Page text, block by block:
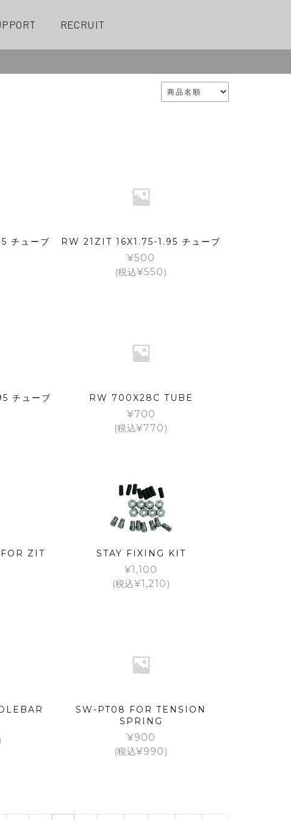
RECRUIT
チューブ RW 21ZIT 16X1.75-1.95 チューブ
¥500
(税込¥550)
チューブ RW 700X28C TUBE
¥700
(税込¥770)
ZIT STAY FIXING KIT
¥1,100
(税込¥1,210)
SW-PT08 FOR TENSION
SPRING
¥900
(税込¥990)